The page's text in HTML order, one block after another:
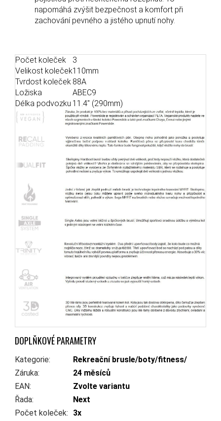
napomáhá zvýšit bezpečnost a komfort při
zachování pevného a jistého upnutí nohy.
Počet koleček
3
Velikost koleček110mm
Tvrdost koleček 88A
Ložiska
ABEC9
Délka podvozku 11.4" (290mm)
DOPLŇKOVÉ PARAMETRY
Kategorie:
Rekreační brusle/boty/fitness/
Záruka:
24 měsíců
EAN:
Zvolte variantu
Řada:
Next
Počet koleček: 3x